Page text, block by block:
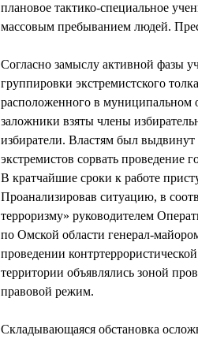
плановое тактико-специальное
массовым пребыванием людей.
Согласно замыслу активной фазы
группировки экстремистского
расположенного в муниципальном
заложники взяты члены
избиратели. Властям был
экстремистов сорвать проведение
В кратчайшие сроки к работе
Проанализировав ситуацию, в
терроризму» руководителем
по Омской области генерал-
проведении
территории объявлялись зоной
правовой режим.
Складывающаяся обстановка